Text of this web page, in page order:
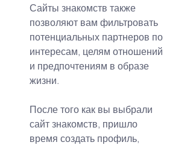
Сайты знакомств также
позволяют вам фильтровать
потенциальных партнеров по
интересам, целям отношений
и предпочтениям в образе
жизни.
После того как вы выбрали
сайт знакомств, пришло
время создать профиль,